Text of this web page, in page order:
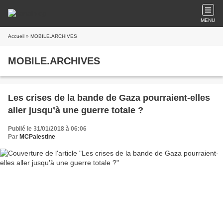
MENU
Accueil » MOBILE.ARCHIVES
MOBILE.ARCHIVES
Les crises de la bande de Gaza pourraient-elles
aller jusqu’à une guerre totale ?
Publié le 31/01/2018 à 06:06
Par MCPalestine